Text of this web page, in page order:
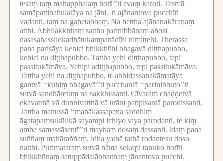
tesaṃ taṃ mahapphalaṃ hotū’’ti evaṃ karoti. Tasmā
samāpattibahulatāya na jāni. Iti ajānantova pucchīti
vadanti, taṃ na gahetabbaṃ. Na hettha ajānanakāraṇaṃ
atthi. Abhilakkhitaṃ satthu parinibbānaṃ ahosi
dasasahassilokadhātukampanādīhi nimittehi. Therassa
pana parisāya kehici bhikkhūhi bhagavā diṭṭhapubbo,
kehici na diṭṭhapubbo. Tattha yehi diṭṭhapubbo, tepi
passitukāmāva. Yehipi adiṭṭhapubbo, tepi passitukāmāva.
Tattha yehi na diṭṭhapubbo, te abhidassanakāmatāya
gantvā ‘‘kuhiṃ bhagavā’’ti pucchantā ‘‘parinibbuto’’ti
sutvā sandhāretuṃ na sakkhissanti. Cīvaraṃ chaḍḍetvā
ekavatthā vā dunnivatthā vā urāni paṭipisantā parodissanti.
Tattha manussā ‘‘mahākassapena saddhiṃ
āgatapaṃsukūlikā sayampi itthiyo viya parodanti, te kiṃ
amhe samassāsentī’’ti mayhaṃ dosaṃ dassanti. Idaṃ pana
suññaṃ mahāraññaṃ, idha yathā tathā rodantesu doso
natthi. Purimataraṃ sutvā nāma sokopi tanuko hotīti
bhikkhūnaṃ satuppādalābhatthaṃ jānantova pucchi.